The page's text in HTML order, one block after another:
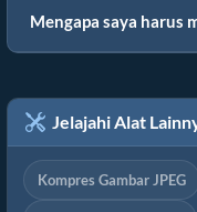
Mengapa saya harus
Jelajahi Alat
Kompres Gambar JPEG